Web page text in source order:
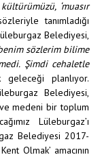
‘muasır
tanımladığı
Belediyesi,
sözlerim bilime
Şimdi cehaletle
planlıyor.
Belediyesi,
medeni bir toplum
Lüleburgaz’ı
Belediyesi 2017-
Olmak’ amacının